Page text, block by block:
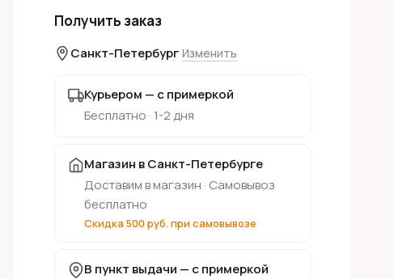
Получить заказ
Санкт-Петербург Изменить
Курьером — с примеркой
Бесплатно · 1-2 дня
Магазин в Санкт-Петербурге
Доставим в магазин · Самовывоз
бесплатно
Скидка 500 руб. при самовывозе
В пункт выдачи — с примеркой